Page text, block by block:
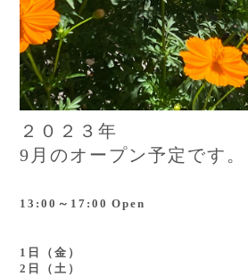
２０２３年
9月のオープン予定です。
13:00～17:00 Open
1日
（金）
2日（土）